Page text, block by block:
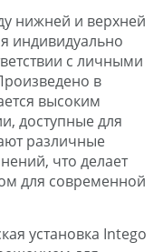
нижней и верхней
индивидуально
с личными
в
высоким
доступные для
различные
что делает
для современной
установка Intego